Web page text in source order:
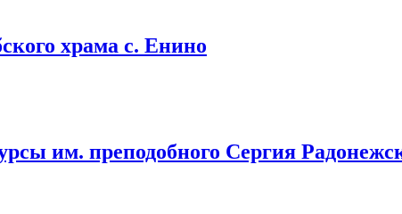
храма с. Енино
им. преподобного Сергия